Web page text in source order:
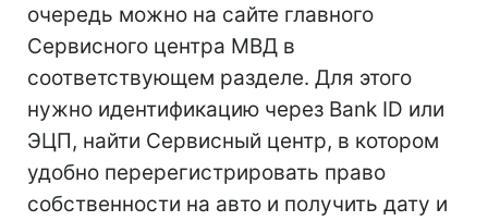
очередь можно на сайте главного
Сервисного центра МВД в
соответствующем разделе. Для этого
нужно идентификацию через Bank ID или
ЭЦП, найти Сервисный центр, в котором
удобно перерегистрировать право
собственности на авто и получить дату и